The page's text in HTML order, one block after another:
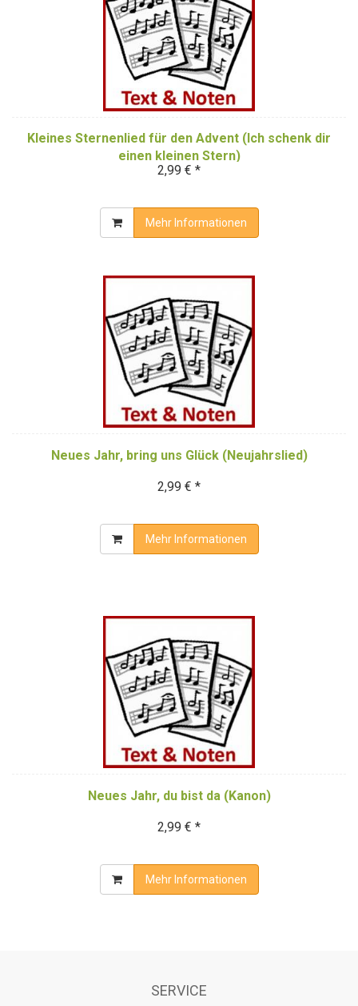
Kleines Sternenlied für den Advent (Ich schenk dir
einen kleinen Stern)
2,99 € *
Mehr Informationen
Neues Jahr, bring uns Glück (Neujahrslied)
2,99 € *
Mehr Informationen
Neues Jahr, du bist da (Kanon)
2,99 € *
Mehr Informationen
SERVICE